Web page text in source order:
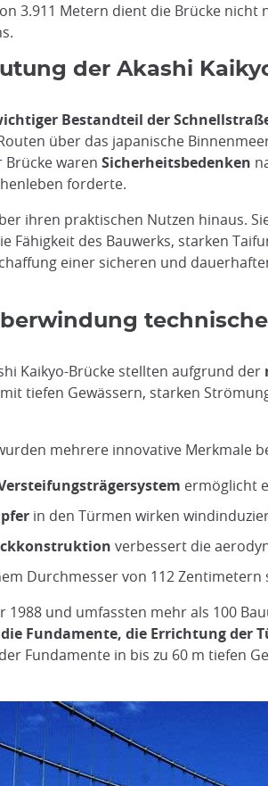
3.911 Metern dient die Brücke
der Akashi
Bestandteil der
über das japanische
Brücke waren Sicherheitsbedenken
forderte.
ihren praktischen Nutzen hinaus.
Fähigkeit des Bauwerks, starken
einer sicheren und
Kaikyo-Brücke stellten aufgrund der
tiefen Gewässern, starken
mehrere innovative Merkmale
ermöglicht
in den Türmen wirken
verbessert die
Durchmesser von 112
1988 und umfassten mehr als 100
Fundamente, die Errichtung der
Fundamente in bis zu 60 m tiefen